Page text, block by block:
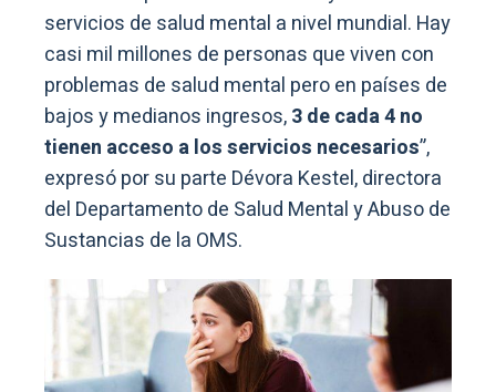
servicios de salud mental a nivel mundial. Hay
casi mil millones de personas que viven con
problemas de salud mental pero en países de
bajos y medianos ingresos,3 de cada 4 no
tienen acceso a los servicios necesarios”,
expresó por su parte Dévora Kestel, directora
del Departamento de Salud Mental y Abuso de
Sustancias de la OMS.